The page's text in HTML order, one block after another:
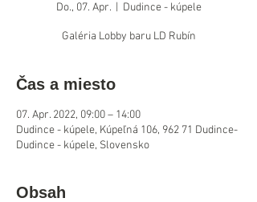
Do., 07. Apr.
  |
Dudince - kúpele
Galéria Lobby baru LD Rubín
Čas a miesto
07. Apr. 2022, 09:00 – 14:00
Dudince - kúpele, Kúpeľná 106, 962 71 Dudince-
Dudince - kúpele, Slovensko
Obsah